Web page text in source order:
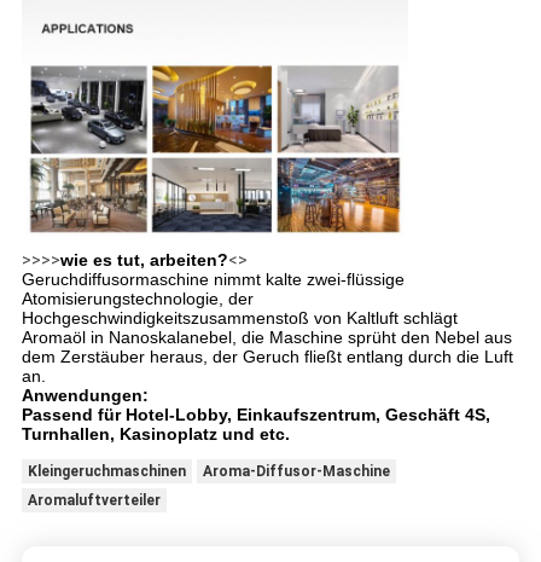
>>>>wie es tut, arbeiten?<>
Geruchdiffusormaschine nimmt kalte zwei-flüssige
Atomisierungstechnologie, der
Hochgeschwindigkeitszusammenstoß von Kaltluft schlägt
Aromaöl in Nanoskalanebel, die Maschine sprüht den Nebel aus
dem Zerstäuber heraus, der Geruch fließt entlang durch die Luft
an.
Anwendungen:
Passend für Hotel-Lobby, Einkaufszentrum, Geschäft 4S,
Turnhallen, Kasinoplatz und etc.
Kleingeruchmaschinen
Aroma-Diffusor-Maschine
Aromaluftverteiler